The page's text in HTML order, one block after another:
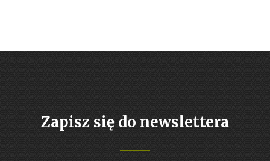
Zapisz się do newslettera